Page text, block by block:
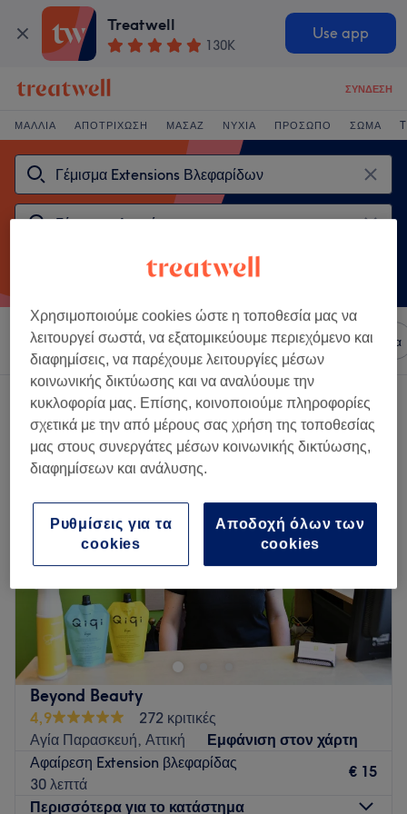
Treatwell
130K
Use app
ΣΎΝΔΕΣΗ
ΜΑΛΛΙΆ ΑΠΟΤΡΊΧΩΣΗ ΜΑΣΆΖ ΝΎΧΙΑ ΠΡΌΣΩΠΟ ΣΏΜΑ
Ταξινόμηση κατά Οποιαδήποτε τιμή Μάρκες Σαλόνια
2 καταστήματα που προσφέρουν:
γέμισμα extensions βλεφαρίδων κοντά Γέρακας, Αττική
Beyond Beauty
4,9
272 κριτικές
Αγία Παρασκευή, Αττική
Εμφάνιση στον χάρτη
Αφαίρεση Extension βλεφαρίδας
30 λεπτά
€ 15
Περισσότερα για το κατάστημα
Χρησιμοποιούμε cookies ώστε η τοποθεσία μας να
λειτουργεί σωστά, να εξατομικεύουμε περιεχόμενο και
διαφημίσεις, να παρέχουμε λειτουργίες μέσων
κοινωνικής δικτύωσης και να αναλύουμε την
κυκλοφορία μας. Επίσης, κοινοποιούμε πληροφορίες
σχετικά με την από μέρους σας χρήση της τοποθεσίας
μας στους συνεργάτες μέσων κοινωνικής δικτύωσης,
διαφημίσεων και ανάλυσης.
Αποδοχή όλων των
cookies
Ρυθμίσεις για τα
cookies